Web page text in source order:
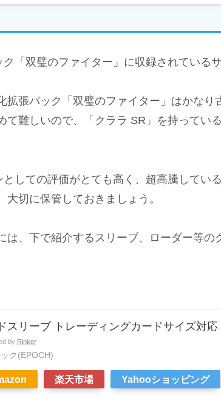
ク「双璧のファイター」に収録されている
拡張パック「双璧のファイター」はかなり
て難しいので、「クララ SR」を持ってい
としての評価がとても高く、超高騰してい
切に保管しておきましょう。
は、下で紹介するスリーブ、ローダー等の
スリーブ トレーディングカードサイズ対応
by Rinker
ク(EPOCH)
楽天市場 Yahooショッピング